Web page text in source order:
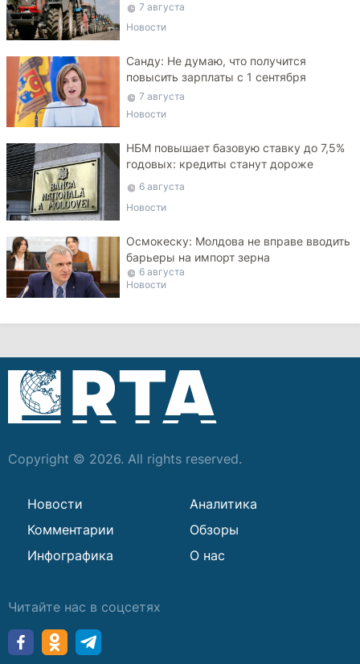
7 августа
Новости
Санду: Не думаю, что получится
повысить зарплаты с 1 сентября
7 августа
Новости
НБМ повышает базовую ставку до 7,5%
годовых: кредиты станут дороже
6 августа
Новости
Осмокеску: Молдова не вправе вводить
барьеры на импорт зерна
6 августа
Новости
Copyright © 2026. All rights reserved.
Новости
Аналитика
Комментарии
Обзоры
Инфографика
О нас
Читайте нас в соцсетях